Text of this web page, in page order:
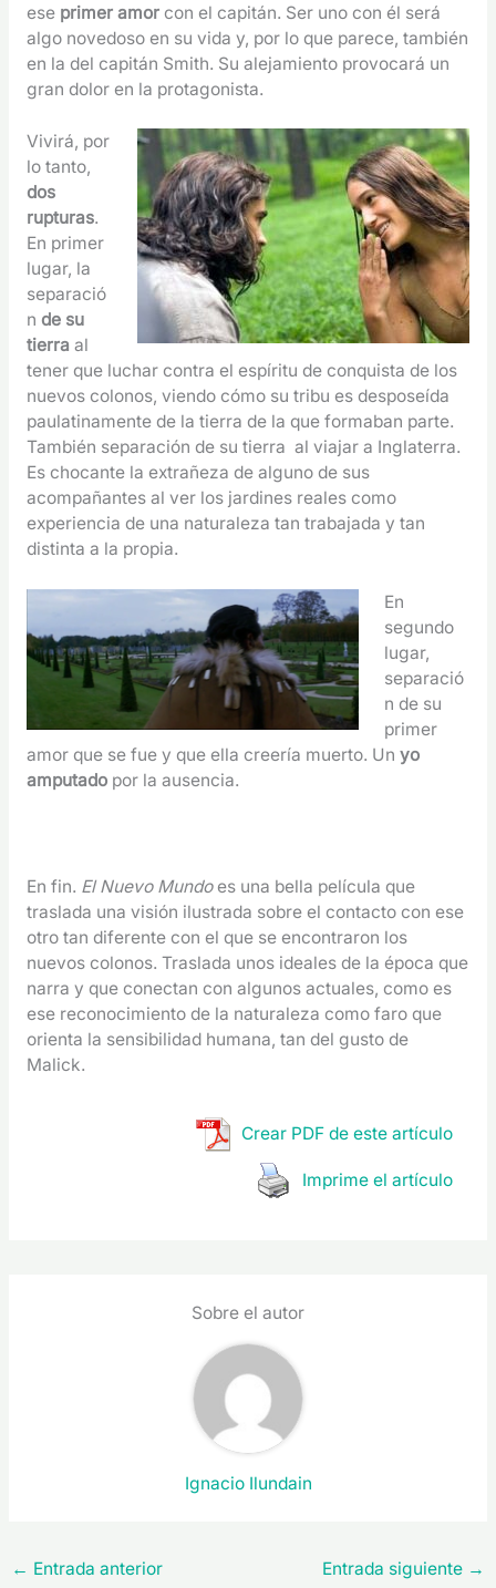
ese primer amorcon el capitán. Ser uno con él será
algo novedoso en su vida y, por lo que parece, también
en la del capitán Smith. Su alejamiento provocará un
gran dolor en la protagonista.
Vivirá, por
lo tanto,
dos
rupturas.
En primer
lugar, la
separació
n de su
tierra al
tener que luchar contra el espíritu de conquista de los
nuevos colonos, viendo cómo su tribu es desposeída
paulatinamente de la tierra de la que formaban parte.
También separación de su tierra al viajar a Inglaterra.
Es chocante la extrañeza de alguno de sus
acompañantes al ver los jardines reales como
experiencia de una naturaleza tan trabajada y tan
distinta a la propia.
En
segundo
lugar,
separació
n de su
primer
amor que se fue y que ella creería muerto. Un yo
amputadopor la ausencia.
En fin. El Nuevo Mundoes una bella película que
traslada una visión ilustrada sobre el contacto con ese
otro tan diferente con el que se encontraron los
nuevos colonos. Traslada unos ideales de la época que
narra y que conectan con algunos actuales, como es
ese reconocimiento de la naturaleza como faro que
orienta la sensibilidad humana, tan del gusto de
Malick.
Crear PDF de este artículo
Imprime el artículo
Sobre el autor
Ignacio Ilundain
← Entrada anterior Entrada siguiente →